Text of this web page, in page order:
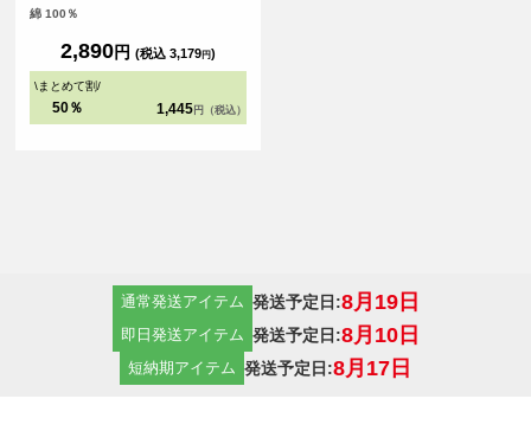
綿 100％
2,890円 (税込 3,179円)
\まとめて割/
50％ 1,445 円（税込）
通常発送アイテム 発送予定日:8月19日
即日発送アイテム 発送予定日:8月10日
短納期アイテム 発送予定日:8月17日